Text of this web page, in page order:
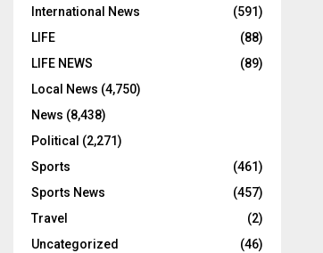
International News
(591)
LIFE
(88)
LIFE NEWS
(89)
Local News (4,750)
News (8,438)
Political (2,271)
Sports
(461)
Sports News
(457)
Travel
(2)
Uncategorized
(46)